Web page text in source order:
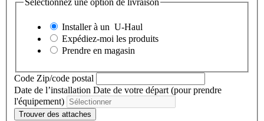
Sélectionnez une option de livraison
Installer à un U-Haul
Expédiez-moi les produits
Prendre en magasin
Code Zip/code postal
Date de l’installation Date de votre départ (pour prendre
l'équipement)
Trouver des attaches